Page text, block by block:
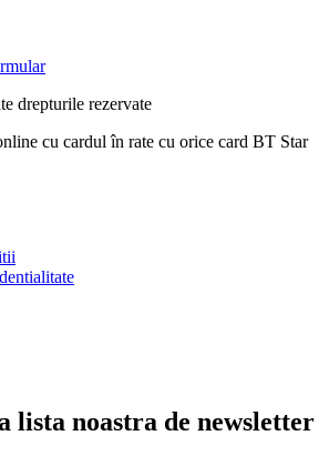
drepturile rezervate
cu cardul în rate cu orice card BT Star
lista noastra de newsletter